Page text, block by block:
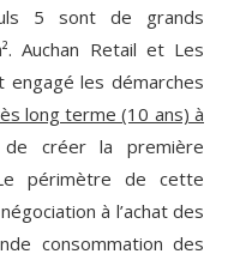
5 sont de grands
Auchan Retail et Les
engagé les démarches
long terme (10 ans) à
créer la première
périmètre de cette
à l’achat des
consommation des